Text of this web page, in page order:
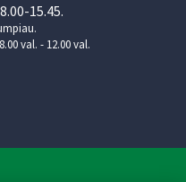
15.45.
val. - 12.00 val.